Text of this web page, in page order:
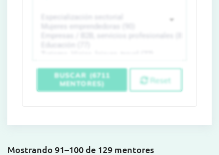
BUSCAR (6711
MENTORES)
Reset
Mostrando 91–100 de 129 mentores